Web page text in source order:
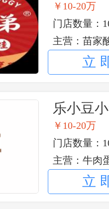
￥10-20万
门店数量：
主营：苗家
立
乐小豆
￥10-20万
门店数量：
主营：牛肉
钵鸡，宜宾
立